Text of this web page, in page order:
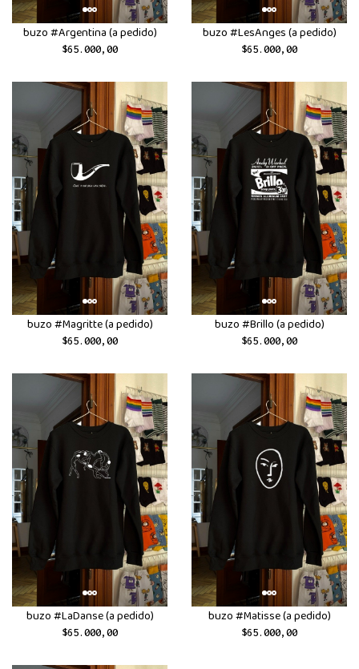
buzo #Argentina (a pedido)
$65.000,00
buzo #LesAnges (a pedido)
$65.000,00
buzo #Magritte (a pedido)
$65.000,00
buzo #Brillo (a pedido)
$65.000,00
buzo #LaDanse (a pedido)
$65.000,00
buzo #Matisse (a pedido)
$65.000,00